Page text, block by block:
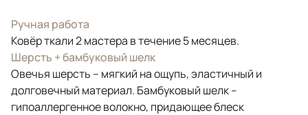
Ручная работа
Ковёр ткали 2 мастера в течение 5 месяцев.
Шерсть + бамбуковый шелк
Овечья шерсть – мягкий на ощупь, эластичный и
долговечный материал. Бамбуковый шелк –
гипоаллергенное волокно, придающее блеск